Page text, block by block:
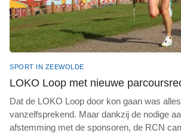
SPORT IN ZEEWOLDE
LOKO Loop met nieuwe
Dat de LOKO Loop door kon gaan was
vanzelfsprekend. Maar dankzij de nodige
afstemming met de sponsoren, de RCN